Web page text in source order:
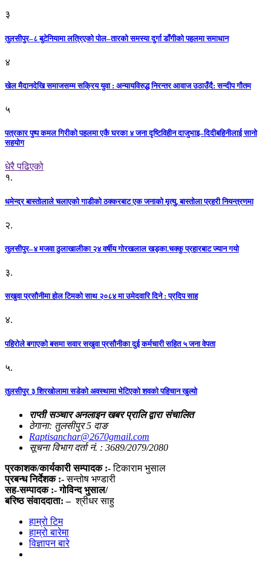
३
तुलसीपुर–८ बुटेनियामा लत्रिएको पोल–तारको समस्या दुर्गा डाँगीको पहलमा समाधान
४
खेल मैदानदेखि समाजसम्म सक्रिय युवा : अन्यायविरुद्ध निरन्तर आवाज उठाउँदै: सन्दीप गौतम
५
पत्रकार पुष्प कमल गिरीको पहलमा एकै घरका ४ जना दृष्टिविहीन दाजुभाइ–दिदीबहिनीलाई सानो
सहयोग
धेरै पढिएको
१.
धमेन्द्र बास्तोलाले चलाएको गाडीको ठक्करबाट एक जनाको मृत्यु, बास्तोला प्रहरी नियन्त्रणमा
२.
तुलसीपुर–४ मजवा ठुलाखालीका २४ वर्षीय गोरखलाल खड्का.चक्कु प्रहारबाट ज्यान गयो
३.
सखुवा प्रसौनीमा होल टिमको साथ २०८४ मा उमेदवारि दिने : प्रदिप साह
४.
पहिराेले बगाएकाे बसमा सवार सखुवा प्रसाैनीका दुई कर्मचारी सहित ५ जना वेपता
५.
तुलसीपुर ३ शिरखोलामा सडेको अवस्थामा भेटिएको शवको पहिचान खुल्यो
राप्ती सञ्चार अनलाइन खबर प्रालि द्वारा संचालित
ठेगाना: तुलसीपुर 5 दाङ
Raptisanchar@2670gmail.com
सूचना विभाग दर्ता नं. : 3689/2079/2080
प्रकाशक/कार्यकारी सम्पादक :-टिकाराम भुसाल
प्रबन्ध निर्देशक :-सन्तोष भण्डारी
सह-सम्पादक :- गोविन्द भुसाल/
बरिष्ठ संवाददाता: – श्रीधर साहु
हाम्रो टिम
हाम्रो बारेमा
विज्ञापन बारे